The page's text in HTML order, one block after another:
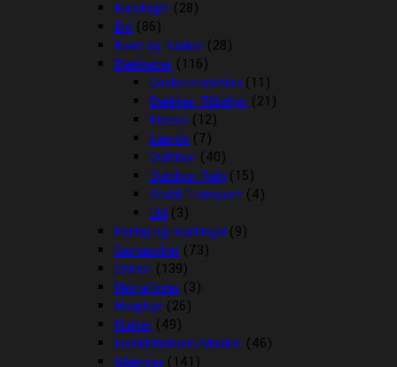
Bandager (28)
Bid (86)
Boxe og Tasker (28)
Dækkener (116)
Cooler/Funktion (11)
Dækken Tilbehør (21)
Fleece (12)
Lænde (7)
Outdoor (40)
Outdoor Rain (15)
Stald/Transport (4)
Uld (3)
Fortøj og martingal (9)
Gamascher (73)
Grimer (139)
Hestefoder (3)
Hovpleje (26)
Hutter (49)
Insektdækken/Masker (46)
Islænder (141)